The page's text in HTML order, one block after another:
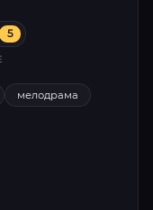
5
мелодрама